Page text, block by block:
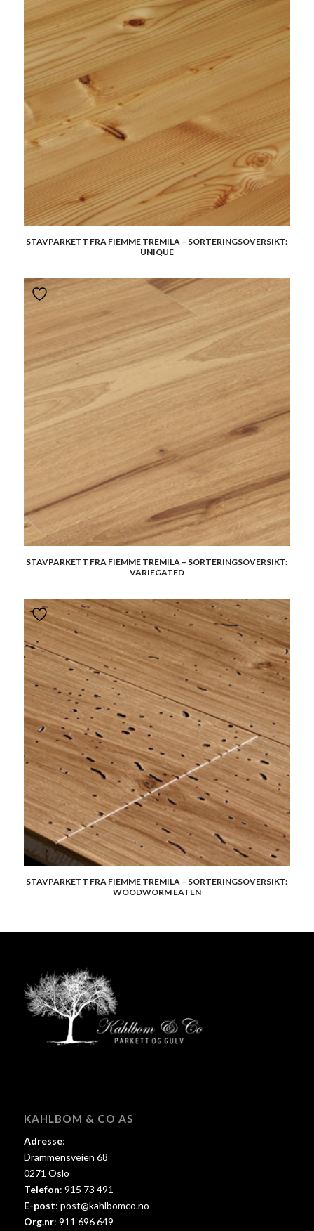
STAVPARKETT FRA FIEMME TREMILA – SORTERINGSOVERSIKT:
UNIQUE
STAVPARKETT FRA FIEMME TREMILA – SORTERINGSOVERSIKT:
VARIEGATED
STAVPARKETT FRA FIEMME TREMILA – SORTERINGSOVERSIKT:
WOODWORM EATEN
KAHLBOM & CO AS
Adresse:
Drammensveien 68
0271 Oslo
Telefon: 915 73 491
E-post: post@kahlbomco.no
Org.nr: 911 696 649